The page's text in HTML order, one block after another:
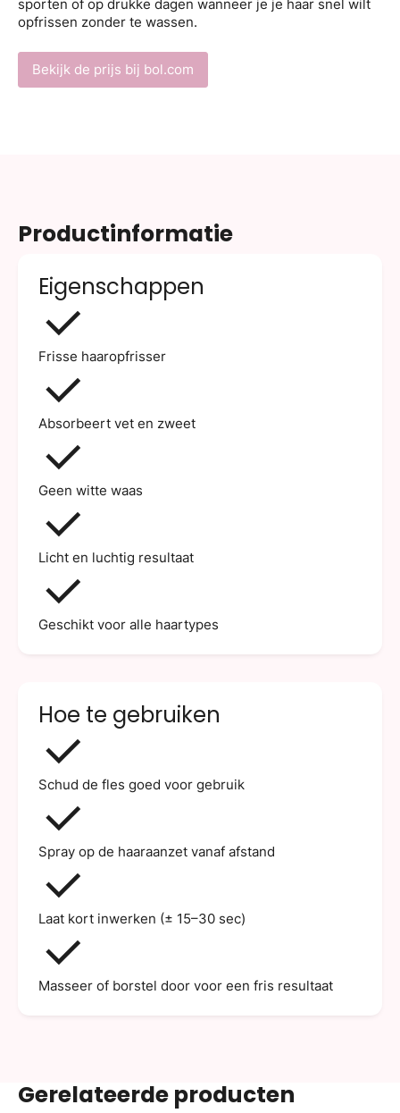
sporten of op drukke dagen wanneer je je haar snel wilt
opfrissen zonder te wassen.
Bekijk de prijs bij bol.com
Productinformatie
Eigenschappen
Frisse haaropfrisser
Absorbeert vet en zweet
Geen witte waas
Licht en luchtig resultaat
Geschikt voor alle haartypes
Hoe te gebruiken
Schud de fles goed voor gebruik
Spray op de haaraanzet vanaf afstand
Laat kort inwerken (± 15–30 sec)
Masseer of borstel door voor een fris resultaat
Gerelateerde producten